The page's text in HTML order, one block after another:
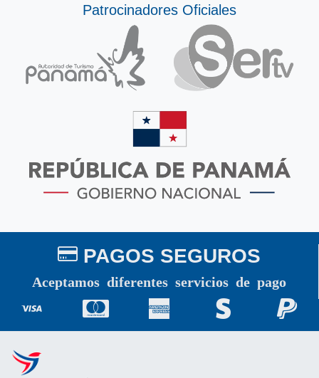
Patrocinadores Oficiales
PAGOS SEGUROS
Aceptamos diferentes servicios de pago